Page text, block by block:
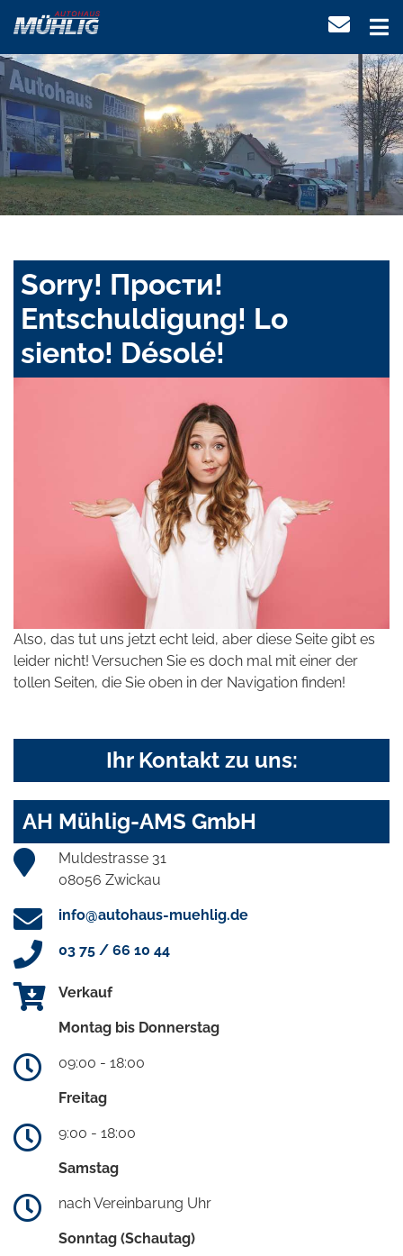
Sorry! Прости!
Entschuldigung! Lo
siento! Désolé!
Also, das tut uns jetzt echt leid, aber diese Seite gibt es
leider nicht! Versuchen Sie es doch mal mit einer der
tollen Seiten, die Sie oben in der Navigation finden!
Ihr Kontakt zu uns:
AH Mühlig-AMS GmbH
Muldestrasse 31
08056 Zwickau
info@autohaus-muehlig.de
03 75 / 66 10 44
Verkauf
Montag bis Donnerstag
09:00 - 18:00
Freitag
9:00 - 18:00
Samstag
nach Vereinbarung Uhr
Sonntag (Schautag)